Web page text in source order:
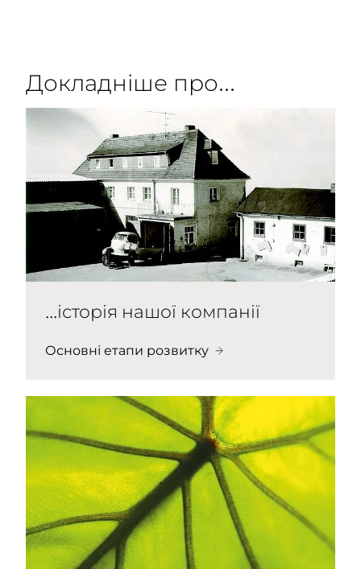
Докладніше про...
...історія нашої компанії
Основні етапи розвитку